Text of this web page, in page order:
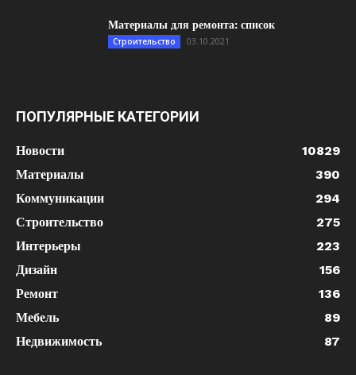
Материалы для ремонта: список
Строительство 03.10.2021
ПОПУЛЯРНЫЕ КАТЕГОРИИ
Новости
10829
Материалы
390
Коммуникации
294
Строительство
275
Интерьеры
223
Дизайн
156
Ремонт
136
Мебель
89
Недвижимость
87